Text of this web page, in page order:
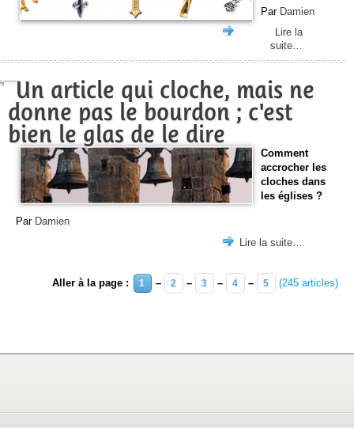
Par Damien
Lire la
suite…
Un article qui cloche, mais ne
donne pas le bourdon ; c'est
bien le glas de le dire
Comment
accrocher les
cloches dans
les églises ?
Par Damien
Lire la suite…
Aller à la page : 1 – 2 – 3 – 4 – 5 (245 articles)